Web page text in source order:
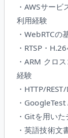
・AWSサー
利用経験
・WebRTCの
・RTSP・
・ARM クロ
経験
・HTTP/
・
・Gitを用い
・英語技術文